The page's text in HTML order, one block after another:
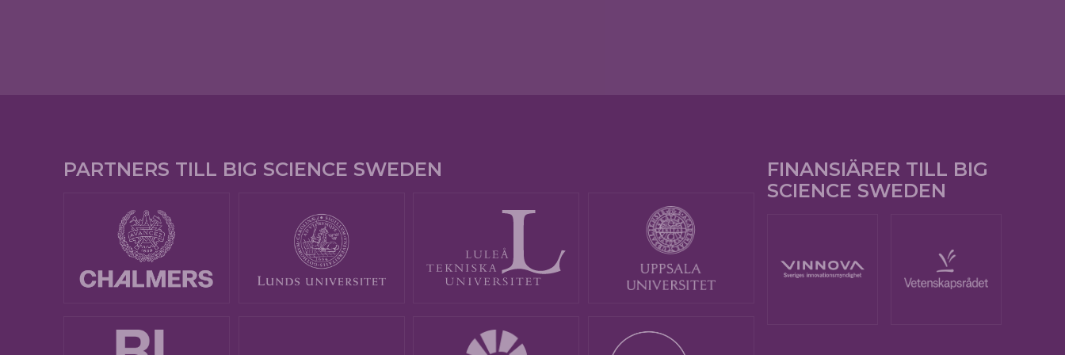
PARTNERS TILL BIG SCIENCE SWEDEN
FINANSIÄRER TILL BIG
SCIENCE SWEDEN